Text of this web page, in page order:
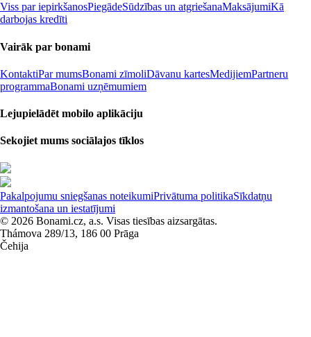
Viss par iepirkšanosPiegādeSūdzības un atgriešanaMaksājumiKā
darbojas kredīti
Vairāk par bonami
KontaktiPar mumsBonami zīmoliDāvanu kartesMedijiemPartneru
programmaBonami uzņēmumiem
Lejupielādēt mobilo aplikāciju
Sekojiet mums sociālajos tīklos
Pakalpojumu sniegšanas noteikumiPrivātuma politikaSīkdatņu
izmantošana un iestatījumi
© 2026 Bonami.cz, a.s. Visas tiesības aizsargātas.
Thámova 289/13, 186 00 Prāga
Čehija